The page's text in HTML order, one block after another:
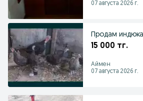
07 августа 2026 г.
Продам
15 000 тг.
Аймен
07 августа 2026 г.